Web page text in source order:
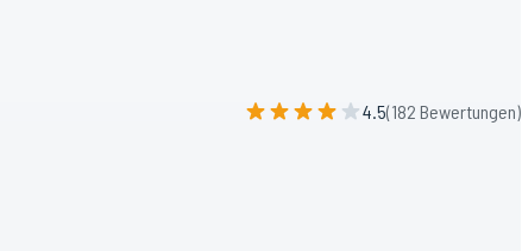
4.5(182 Bewertungen)